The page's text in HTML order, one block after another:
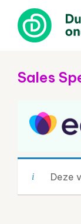
Sales
Deze